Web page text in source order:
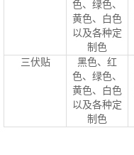
色、绿色、
黄色、白色
以及各种定
制色
三伏贴
黑色、红
色、绿色、
黄色、白色
以及各种定
制色